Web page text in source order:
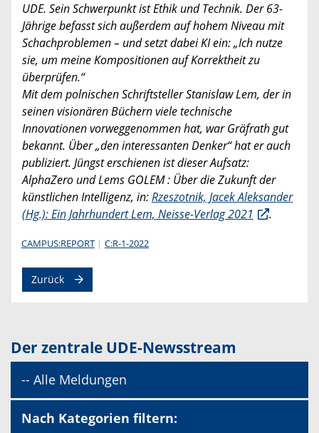
UDE. Sein Schwerpunkt ist Ethik und Technik. Der 63-
Jährige befasst sich außerdem auf hohem Niveau mit
Schachproblemen – und setzt dabei KI ein: „Ich nutze
sie, um meine Kompositionen auf Korrektheit zu
überprüfen.“
Mit dem polnischen Schriftsteller Stanislaw Lem, der in
seinen visionären Büchern viele technische
Innovationen vorweggenommen hat, war Gräfrath gut
bekannt. Über „den interessanten Denker“ hat er auch
publiziert. Jüngst erschienen ist dieser Aufsatz:
AlphaZero und Lems GOLEM : Über die Zukunft der
künstlichen Intelligenz, in:Rzeszotnik, Jacek Aleksander
(Hg.): Ein Jahrhundert Lem, Neisse-Verlag 2021
.
CAMPUS:REPORT C:R-1-2022
Zurück
Der zentrale UDE-Newsstream
-- Alle Meldungen
Nach Kategorien filtern: